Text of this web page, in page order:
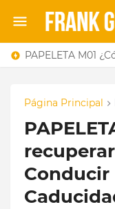
Página Principal
Conducir